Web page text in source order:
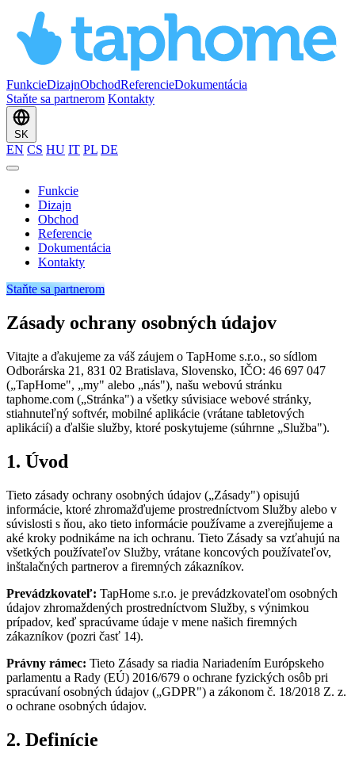
FunkcieDizajnObchodReferencieDokumentácia
Staňte sa partnerom Kontakty
SK
EN CS HU IT PL DE
Funkcie
Dizajn
Obchod
Referencie
Dokumentácia
Kontakty
Staňte sa partnerom
Zásady ochrany osobných údajov
Vitajte a ďakujeme za váš záujem o TapHome s.r.o., so sídlom
Odborárska 21, 831 02 Bratislava, Slovensko, IČO: 46 697 047
(„TapHome", „my" alebo „nás"), našu webovú stránku
taphome.com („Stránka") a všetky súvisiace webové stránky,
stiahnuteľný softvér, mobilné aplikácie (vrátane tabletových
aplikácií) a ďalšie služby, ktoré poskytujeme (súhrnne „Služba").
1. Úvod
Tieto zásady ochrany osobných údajov („Zásady") opisujú
informácie, ktoré zhromažďujeme prostredníctvom Služby alebo v
súvislosti s ňou, ako tieto informácie používame a zverejňujeme a
aké kroky podnikáme na ich ochranu. Tieto Zásady sa vzťahujú na
všetkých používateľov Služby, vrátane koncových používateľov,
inštalačných partnerov a firemných zákazníkov.
Prevádzkovateľ: TapHome s.r.o. je prevádzkovateľom osobných
údajov zhromaždených prostredníctvom Služby, s výnimkou
prípadov, keď spracúvame údaje v mene našich firemných
zákazníkov (pozri časť 14).
Právny rámec: Tieto Zásady sa riadia Nariadením Európskeho
parlamentu a Rady (EÚ) 2016/679 o ochrane fyzických osôb pri
spracúvaní osobných údajov („GDPR") a zákonom č. 18/2018 Z. z.
o ochrane osobných údajov.
2. Definície